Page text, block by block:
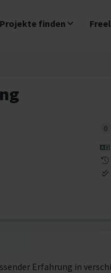
Projekte finden
0
Erfahrung in